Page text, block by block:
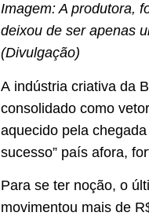
Imagem: A produtora,
deixou de ser apenas
(Divulgação)
A indústria criativa da
consolidado como
aquecido pela
sucesso” país afora,
Para se ter noção, o
movimentou mais de